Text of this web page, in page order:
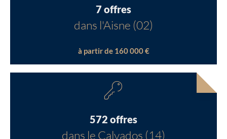
7 offres
dans l'Aisne (02)
à partir de 160 000 €
572 offres
dans le Calvados (14)